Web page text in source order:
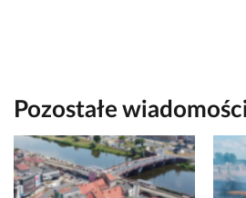
Pozostałe